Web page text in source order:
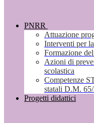
PNRR
Attuazione
Interventi per
Formazione
Azioni di
scolastica
Competenze
statali D.M.
Progetti didattici